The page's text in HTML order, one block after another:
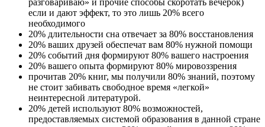
если и дают эффект, то это лишь 20% всего
необходимого
20% длительности сна отвечает за 80% восстановления
20% ваших друзей обеспечат вам 80% нужной помощи
20% событий дня формируют 80% вашего настроения
20% вашего опыта формируют 80% мировоззрения
прочитав 20% книг, мы получили 80% знаний, поэтому
не стоит забивать свободное время «легкой»
неинтересной литературой.
20% детей используют 80% возможностей,
предоставляемых системой образования в данной стране